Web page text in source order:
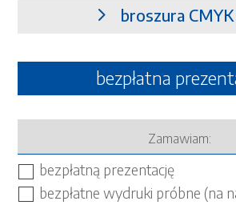
broszura
bezpłatna
Zamawiam:
bezpłatną prezentację
bezpłatne wydruki próbne (na